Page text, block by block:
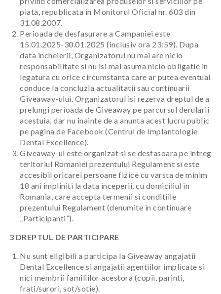
piata, republicata in Monitorul Oficial nr. 603 din
31.08.2007.
Perioada de desfasurare a Campaniei este
15.01.2025-30.01.2025 (inclusiv ora 23:59). Dupa
data incheierii, Organizatorul nu mai are nicio
responsabilitate si nu isi mai asuma nicio obligatie in
legatura cu orice circumstanta care ar putea eventual
conduce la concluzia actualitatii sau continuarii
Giveaway-ului. Organizatorul isi rezerva dreptul de a
prelungi perioada de Giveaway pe parcursul derularii
acestuia, dar nu inainte de a anunta acest lucru public
pe pagina de Facebook (Centrul de Implantologie
Dental Excellence).
Giveaway-ul este organizat si se desfasoara pe intreg
teritoriul Romaniei prezentului Regulament si este
accesibil oricarei persoane fizice cu varsta de minim
18 ani impliniti la data inceperii, cu domiciliul in
Romania, care accepta termenii si conditiile
prezentului Regulament (denumite in continuare
„Participanti”).
3 DREPTUL DE PARTICIPARE
Nu sunt eligibili a participa la Giveaway angajatii
Dental Excellence si angajatii agentiilor implicate si
nici membrii familiilor acestora (copii, parinti,
frati/surori, sot/sotie).